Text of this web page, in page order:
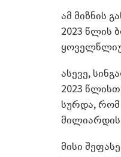
ამ მიზნის
2023 წლის
ასევე,
2023
სურდა, რომ
მისი